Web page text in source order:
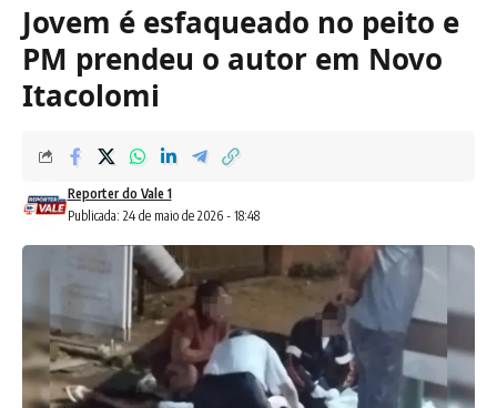
Jovem é esfaqueado no peito e
PM prendeu o autor em Novo
Itacolomi
Publicada: 24 de maio de 2026 - 18:48
Reporter do Vale 1